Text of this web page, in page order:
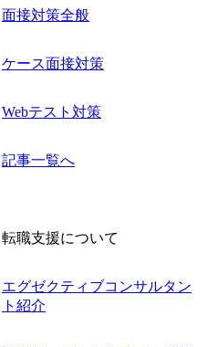
面接対策全般
ケース面接対策
Webテスト対策
記事一覧へ
転職支援について
エグゼクティブコンサルタン
ト紹介